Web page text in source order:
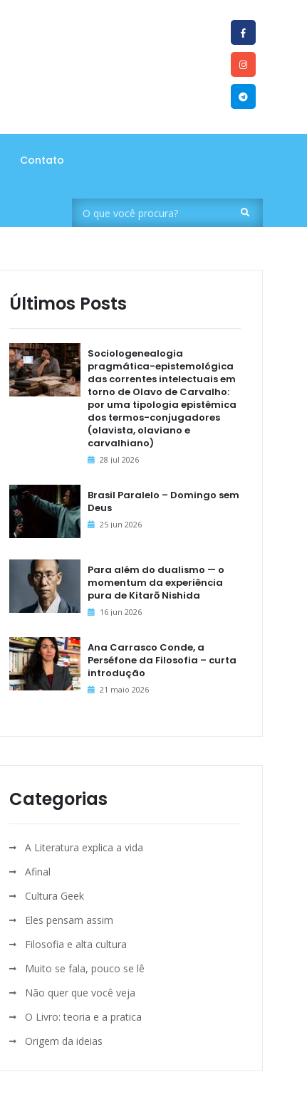
Contato
Últimos Posts
Sociologenealogia
pragmática-epistemológica
das correntes intelectuais em
torno de Olavo de Carvalho:
por uma tipologia epistêmica
dos termos-conjugadores
(olavista, olaviano e
carvalhiano)
28 jul 2026
Brasil Paralelo – Domingo sem
Deus
25 jun 2026
Para além do dualismo — o
momentum da experiência
pura de Kitarō Nishida
16 jun 2026
Ana Carrasco Conde, a
Perséfone da Filosofia – curta
introdução
21 maio 2026
Categorias
A Literatura explica a vida
Afinal
Cultura Geek
Eles pensam assim
Filosofia e alta cultura
Muito se fala, pouco se lê
Não quer que você veja
O Livro: teoria e a pratica
Origem da ideias